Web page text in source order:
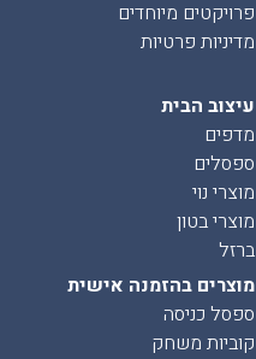
פרויקטים מיוחדים
מדיניות פרטיות
עיצוב הבית
מדפים
ספסלים
מוצרי נוי
מוצרי בטון
ברזל
מוצרים בהזמנה אישית
ספסל כניסה
קוביות משחק